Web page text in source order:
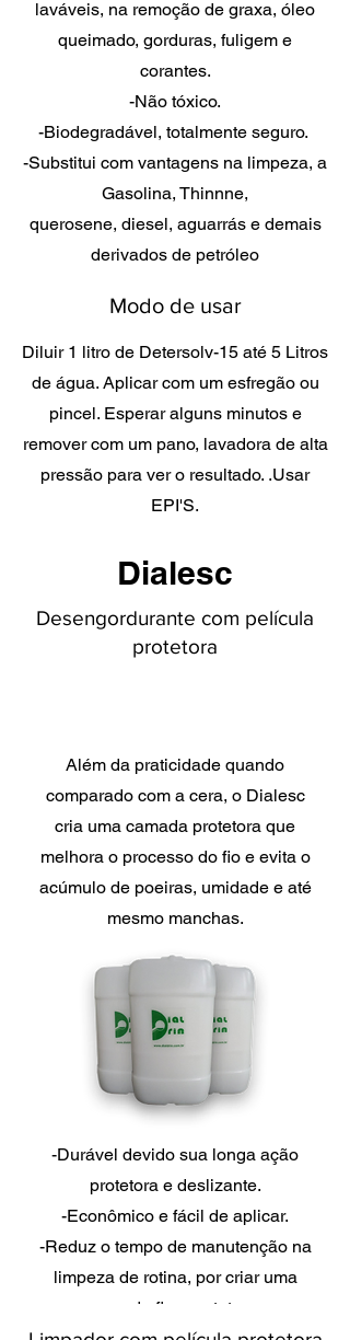
laváveis, na remoção de graxa, óleo
queimado, gorduras, fuligem e
corantes.
-Não tóxico.
-Biodegradável, totalmente seguro.
-Substitui com vantagens na limpeza, a
Gasolina, Thinnne,
querosene, diesel, aguarrás e demais
derivados de petróleo
Modo de usar
Diluir 1 litro de Detersolv-15 até 5 Litros
de água. Aplicar com um esfregão ou
pincel. Esperar alguns minutos e
remover com um pano, lavadora de alta
pressão para ver o resultado. .Usar
EPI'S.
Dialesc
Desengordurante com película
protetora
Além da praticidade quando
comparado com a cera, o Dialesc
cria uma camada protetora que
melhora o processo do fio e evita o
acúmulo de poeiras, umidade e até
mesmo manchas.
-Durável devido sua longa ação
protetora e deslizante.
-Econômico e fácil de aplicar.
-Reduz o tempo de manutenção na
limpeza de rotina, por criar uma
camada fina protetora.